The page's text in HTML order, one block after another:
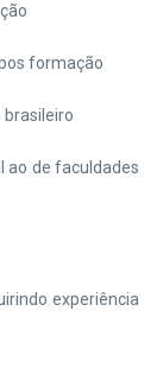
formação
de faculdades
experiência